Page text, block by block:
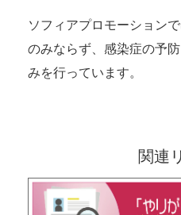
ソフィアプロモーション
のみならず、感染症の予
みを行っています。
関連